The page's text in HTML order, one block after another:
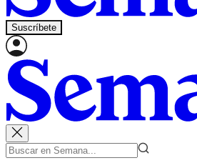
Suscríbete